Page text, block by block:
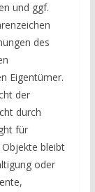
und ggf.
des
Eigentümer.
der
durch
für
bleibt
oder